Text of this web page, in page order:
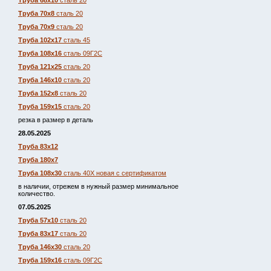
Труба 70х8 сталь 20
Труба 70х9 сталь 20
Труба 102х17 сталь 45
Труба 108х16 сталь 09Г2С
Труба 121х25 сталь 20
Труба 146х10 сталь 20
Труба 152х8 сталь 20
Труба 159х15 сталь 20
резка в размер в деталь
28.05.2025
Труба 83х12
Труба 180х7
Труба 108х30 сталь 40Х новая с сертификатом
в наличии, отрежем в нужный размер минимальное
количество.
07.05.2025
Труба 57х10 сталь 20
Труба 83х17 сталь 20
Труба 146х30 сталь 20
Труба 159х16 сталь 09Г2С